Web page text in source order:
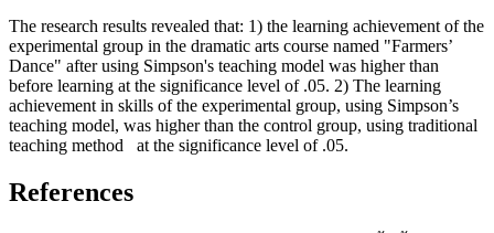
The research results revealed that: 1) the learning achievement of the
experimental group in the dramatic arts course named "Farmers’
Dance" after using Simpson's teaching model was higher than
before learning at the significance level of .05. 2) The learning
achievement in skills of the experimental group, using Simpson’s
teaching model, was higher than the control group, using traditional
teaching method at the significance level of .05.
References